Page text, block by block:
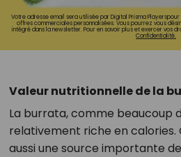
Votre adresse email sera utilisée par Digital Prisma
offres commerciales personnalisées. Vous pourrez vous
intégré dans la newsletter. Pour en savoir plus et exercer vos
Confidentialité.
Valeur nutritionnelle de la
La burrata, comme beaucoup
relativement riche en calories.
aussi une source importante